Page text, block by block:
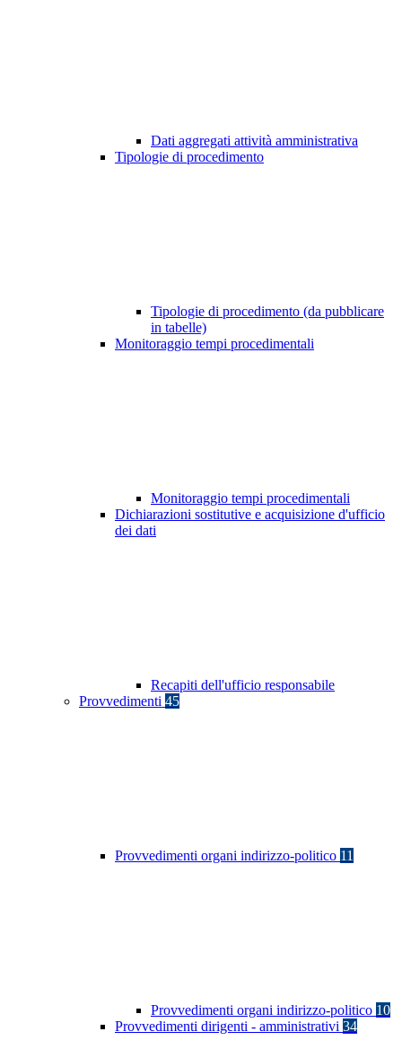
Dati aggregati attività amministrativa
Tipologie di procedimento
Tipologie di procedimento (da pubblicare
in tabelle)
Monitoraggio tempi procedimentali
Monitoraggio tempi procedimentali
Dichiarazioni sostitutive e acquisizione d'ufficio
dei dati
Recapiti dell'ufficio responsabile
Provvedimenti 45
Provvedimenti organi indirizzo-politico 11
Provvedimenti organi indirizzo-politico 10
Provvedimenti dirigenti - amministrativi 34